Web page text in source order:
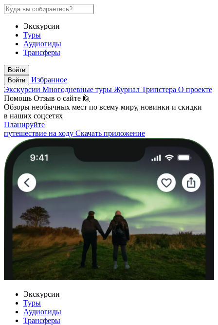
Экскурсии
Туры
Аудиогиды
Трансферы
Войти
Войти
Избранное
Экскурсии Многодневные туры Журнал Трипстера О проекте
Помощь Отзыв о сайте 🙋
Обзоры необычных мест по всему миру, новинки и скидки
в наших соцсетях
Планируйте
путешествие на ходу Скачать приложение
Экскурсии
Туры
Аудиогиды
Трансферы